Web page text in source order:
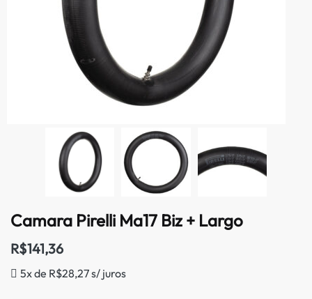
Camara Pirelli Ma17 Biz + Largo
R$141,36
5x de R$28,27s/ juros